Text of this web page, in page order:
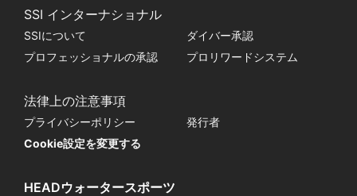
SSI インターナショナル
SSIについて
ダイバー承認
プロフェッショナルの承認
プロリワードシステム
法律上の注意事項
プライバシーポリシー
発行者
Cookie設定を変更する
HEADウォータースポーツ